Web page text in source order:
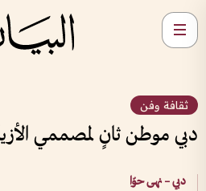
ثقافة وفن
دبي موطن ثانٍ لمصممي
دبي – نهى حوّا